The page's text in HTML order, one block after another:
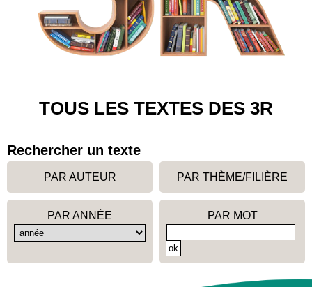
TOUS LES TEXTES DES 3R
Rechercher un texte
PAR AUTEUR PAR THÈME/FILIÈRE
PAR ANNÉE PAR MOT